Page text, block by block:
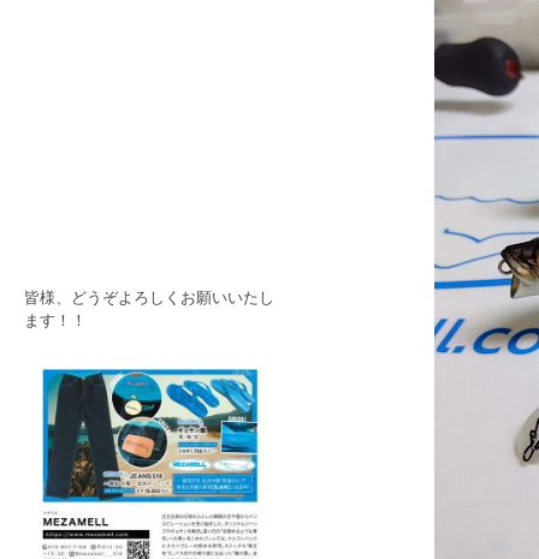
皆様、どうぞよろしくお願いいたし
ます！！